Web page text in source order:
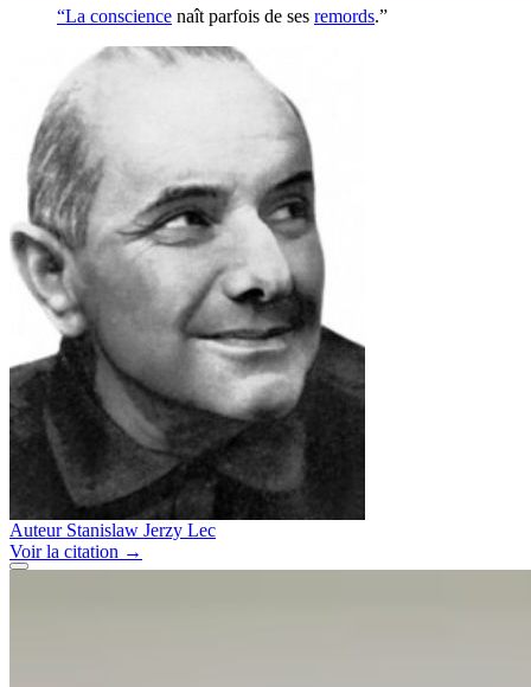
“La conscience naît parfois de ses remords.”
Auteur Stanislaw Jerzy Lec
Voirla citation →